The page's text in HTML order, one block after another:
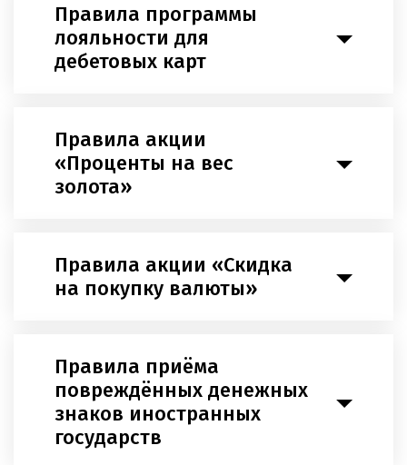
Правила программы
лояльности для
дебетовых карт
Правила акции
«Проценты на вес
золота»
Правила акции «Скидка
на покупку валюты»
Правила приёма
повреждённых денежных
знаков иностранных
государств